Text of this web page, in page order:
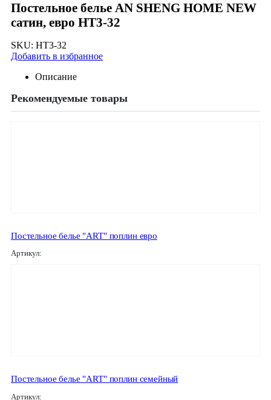
Постельное белье AN SHENG HOME NEW
сатин, евро HT3-32
SKU: HT3-32
Добавить в избранное
Описание
Рекомендуемые товары
Постельное белье "ART" поплин евро
Артикул:
Постельное белье "ART" поплин семейный
Артикул: